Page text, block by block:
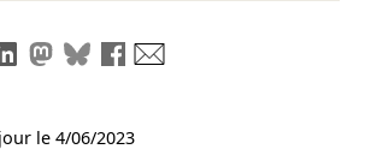
le lien
Partager sur LinkedIn
Partager sur Mastodon
Partager sur Bluesky
Partager sur Facebook
le 4/06/2023